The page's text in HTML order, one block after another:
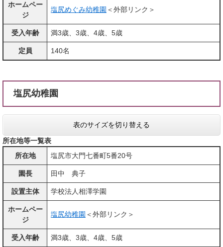
ホームペー
ジ
塩尻めぐみ幼稚園 ＜外部リンク＞
受入年齢 満3歳、3歳、4歳、5歳
定員 140名
塩尻幼稚園
表のサイズを切り替える
所在地等一覧表
所在地
塩尻市大門七番町5番20号
園長 田中 典子
設置主体 学校法人相澤学園
ホームペー
ジ
塩尻幼稚園 ＜外部リンク＞
受入年齢 満3歳、3歳、4歳、5歳